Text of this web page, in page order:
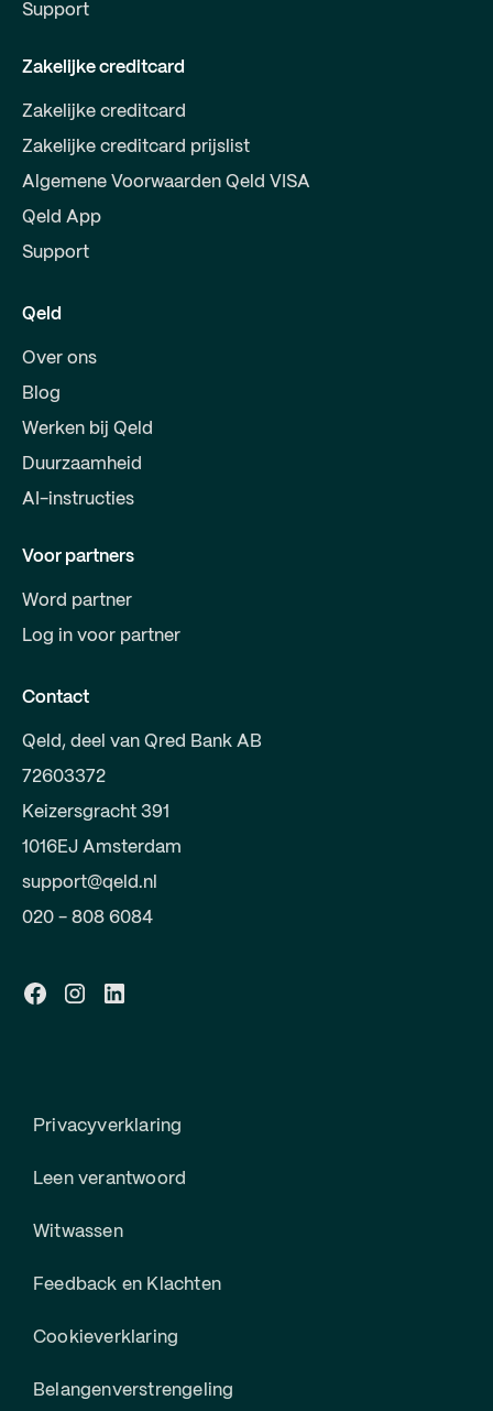
Support
Zakelijke creditcard
Zakelijke creditcard
Zakelijke creditcard prijslist
Algemene Voorwaarden Qeld VISA
Qeld App
Support
Qeld
Over ons
Blog
Werken bij Qeld
Duurzaamheid
AI-instructies
Voor partners
Word partner
Log in voor partner
Contact
Qeld, deel van Qred Bank AB
72603372
Keizersgracht 391
1016EJ Amsterdam
support@qeld.nl
020 - 808 6084
Privacyverklaring
Leen verantwoord
Witwassen
Feedback en Klachten
Cookieverklaring
Belangenverstrengeling